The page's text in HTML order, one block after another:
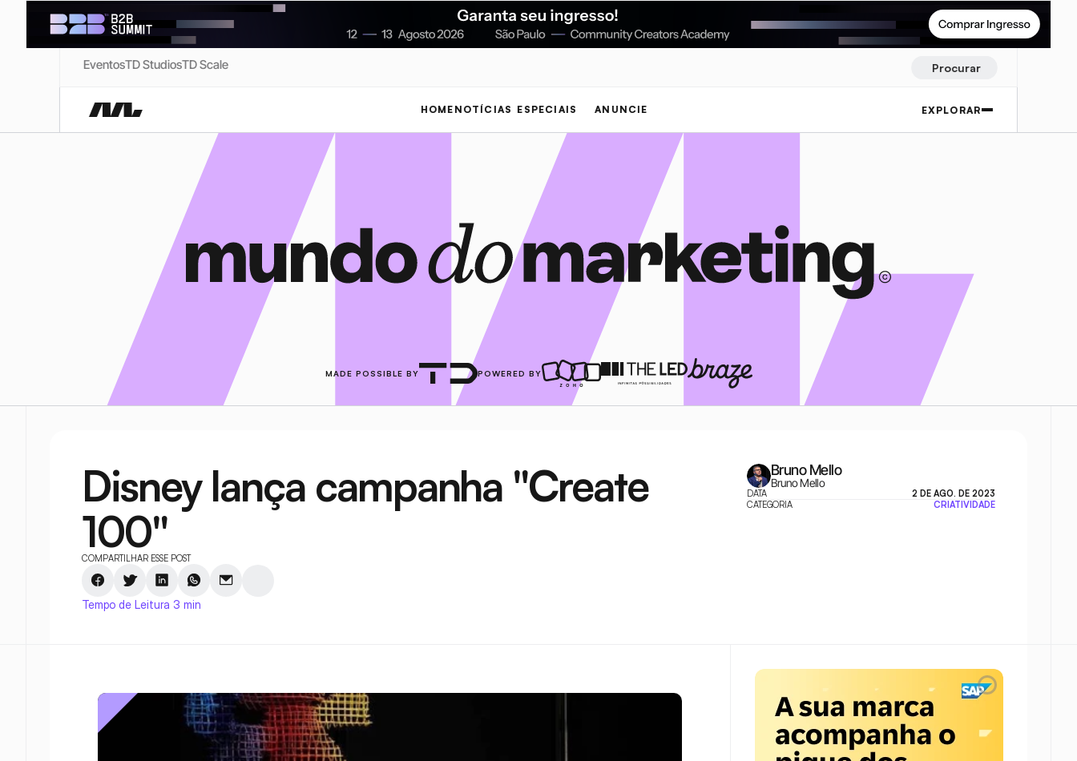
EventosTD StudiosTD Scale Procurar
HOME NOTÍCIAS ESPECIAIS ANUNCIE EXPLORAR
MADE POSSIBLE BY POWERED BY
Disney lança campanha "Create
100"
COMPARTILHAR ESSE POST
Tempo de Leitura 3 min
Bruno Mello
Bruno Mello
DATA
2 DE AGO. DE 2023
CATEGORIA
CRIATIVIDADE